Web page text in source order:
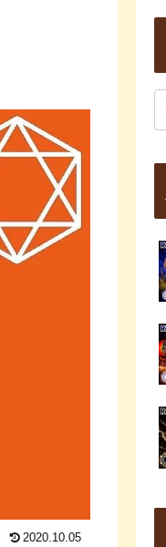
2020.10.05